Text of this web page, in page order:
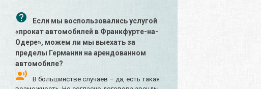
Если мы воспользовались услугой
«прокат автомобилей в Франкфурте-на-
Одере», можем ли мы выехать за
пределы Германии на арендованном
автомобиле?
В большинстве случаев – да, есть такая